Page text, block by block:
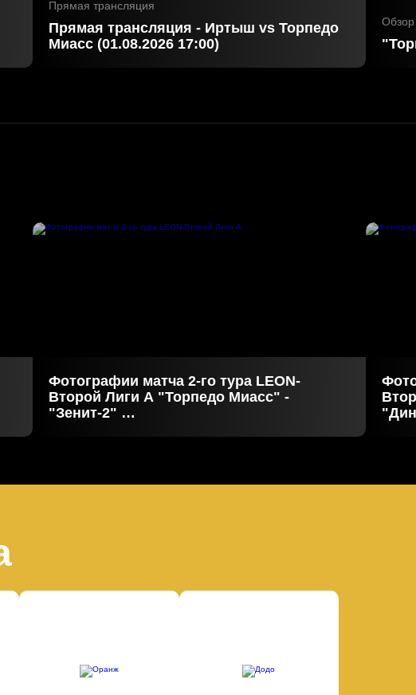
Прямая трансляция
Прямая трансляция - Иртыш vs Торпедо
Миасс (01.08.2026 17:00)
Обзор
Фотографии матча 2-го тура LEON-
Второй Лиги А "Торпедо Миасс" -
"Зенит-2"